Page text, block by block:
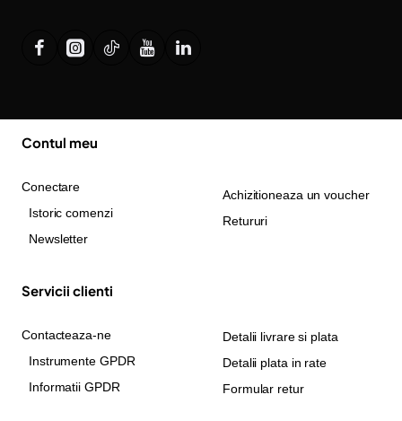
Contul meu
Conectare
Istoric comenzi
Newsletter
Achizitioneaza un voucher
Retururi
Servicii clienti
Contacteaza-ne
Instrumente GPDR
Informatii GPDR
Detalii livrare si plata
Detalii plata in rate
Formular retur